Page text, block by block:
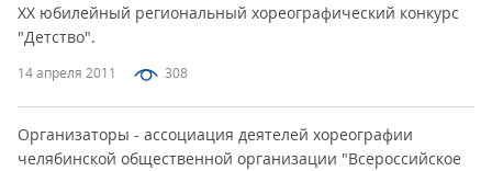
14 апреля 2011 308
XX юбилейный региональный хореографический конкурс
"Детство".
Организаторы - ассоциация деятелей хореографии
челябинской общественной организации "Всероссийское